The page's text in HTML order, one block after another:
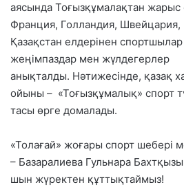
аясында Тоғызқұмалақтан жарыс
Франция, Голландия, Швейцария,
Қазақстан елдерінен
жеңімпаздар мен жүлдегерлер
анықталды. Нәтижесінде, қазақ
ойыны – «Тоғызқұмалық» спорт
тасы өрге домалады.
«Толағай» жоғары спорт шебері
– Базаралиева Гульнара
шын жүректен құттықтаймыз!